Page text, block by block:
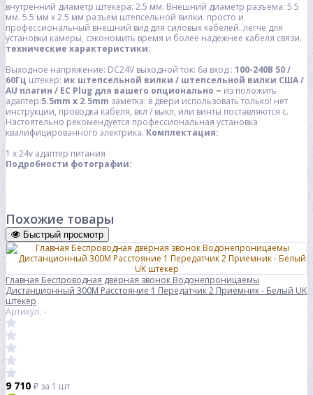
внутренний диаметр штекера: 2.5 мм. Внешний диаметр разъема: 5.5
мм. 5.5 мм х 2.5 мм разъем штепсельной вилки. просто и
профессиональный внешний вид для силовых кабелей. легче для
установки камеры, сэкономить время и более надежнее кабеля связи.
технические характеристики:
Выходное напряжение: DC24V выходной ток: 6a вход : 100-240В 50 /
60Гц штекер: ик штепсельной вилки / штепсельной вилки США /
AU плагин / ЕС Plug для вашего опционально ~ из положить
адаптер:5.5mm x 2.5mm заметка: в двери использовать только! нет
инструкции, проводка кабеля, вкл / выкл, или винты поставляются с.
Настоятельно рекомендуется профессиональная установка
квалифицированного электрика. Комплектация:
1 x 24v адаптер питания
Подробности фотографии:
Похожие товары
Быстрый просмотр
Главная Беспроводная дверная звонок Водонепроницаемы
Дистанционный 300M Расстояние 1 Передатчик 2 Приемник - Белый UK
штекер
Артикул: -
9 710 ₽ за 1 шт